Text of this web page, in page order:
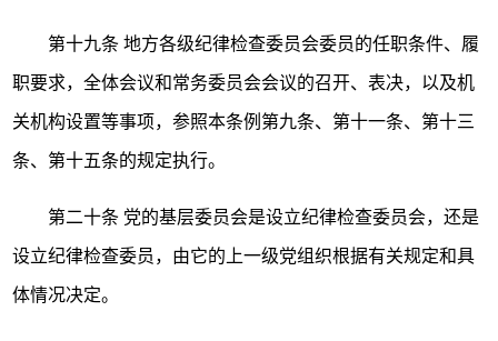
第十九条 地方各级纪律检查委员会委员的任职条件、履
职要求，全体会议和常务委员会会议的召开、表决，以及机
关机构设置等事项，参照本条例第九条、第十一条、第十三
条、第十五条的规定执行。
第二十条 党的基层委员会是设立纪律检查委员会，还是
设立纪律检查委员，由它的上一级党组织根据有关规定和具
体情况决定。